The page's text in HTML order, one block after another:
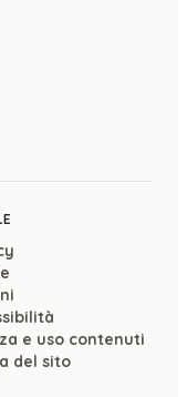
e uso contenuti
del sito